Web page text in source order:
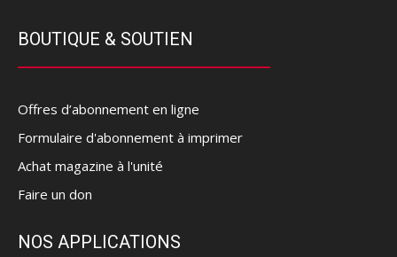
BOUTIQUE & SOUTIEN
Offres d’abonnement en ligne
Formulaire d'abonnement à imprimer
Achat magazine à l'unité
Faire un don
NOS APPLICATIONS